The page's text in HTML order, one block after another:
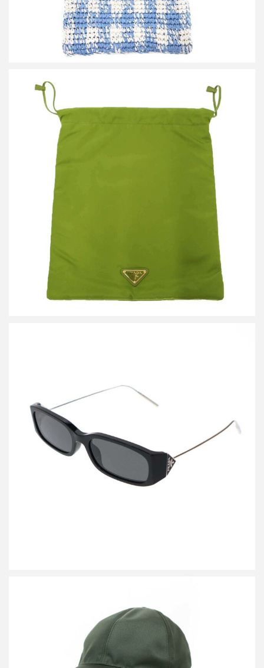
プラダ ジェントルモンスター 01 サングラス アイウェア
買取金額40,000円
詳しく見る